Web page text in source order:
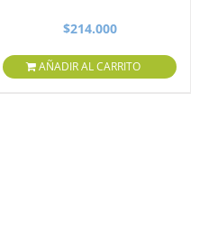
$214.000
AÑADIR AL CARRITO